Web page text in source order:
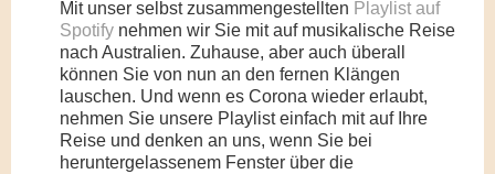
Mit unser selbst zusammengestellten Playlist auf
Spotify nehmen wir Sie mit auf musikalische Reise
nach Australien. Zuhause, aber auch überall
können Sie von nun an den fernen Klängen
lauschen. Und wenn es Corona wieder erlaubt,
nehmen Sie unsere Playlist einfach mit auf Ihre
Reise und denken an uns, wenn Sie bei
heruntergelassenem Fenster über die